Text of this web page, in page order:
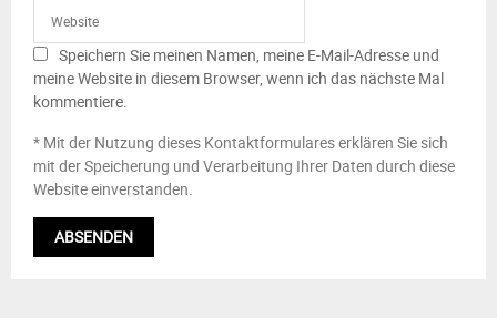
Speichern Sie meinen Namen, meine E-Mail-Adresse und
meine Website in diesem Browser, wenn ich das nächste Mal
kommentiere.
* Mit der Nutzung dieses Kontaktformulares erklären Sie sich
mit der Speicherung und Verarbeitung Ihrer Daten durch diese
Website einverstanden.